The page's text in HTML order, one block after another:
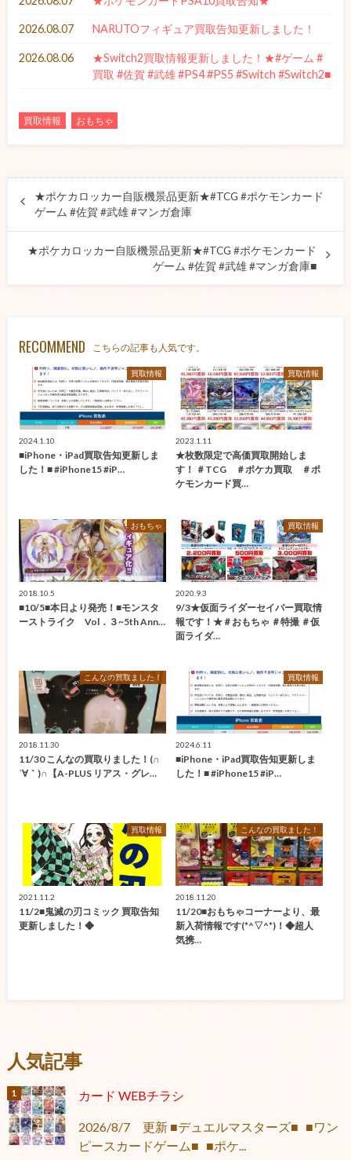
2026.08.07 NARUTOフィギュア買取告知更新しました！
2026.08.06
★Switch2買取情報更新しました！★#ゲーム #
買取 #佐賀 #武雄 #PS4 #PS5 #Switch #Switch2■
買取情報 おもちゃ
★ポケカロッカー自販機景品更新★#TCG #ポケモンカード
ゲーム #佐賀 #武雄 #マンガ倉庫
★ポケカロッカー自販機景品更新★#TCG #ポケモンカード
ゲーム #佐賀 #武雄 #マンガ倉庫■
RECOMMEND こちらの記事も人気です。
買取情報
2024.1.10
■iPhone・iPad買取告知更新しま
した！■ #iPhone15 #iP…
買取情報
2023.1.11
★枚数限定で高価買取開始しま
す！ ＃TCG ＃ポケカ買取 ＃ポ
ケモンカード買…
おもちゃ
2018.10.5
■10/5■本日より発売！■モンスタ
ーストライク Vol．３~5th Ann…
買取情報
2020.9.3
9/3★仮面ライダーセイバー買取情
報です！★＃おもちゃ ＃特撮 ＃仮
面ライダ…
こんなの買取ました！
2018.11.30
11/30 こんなの買取りました！(∩
´∀｀)∩【A-PLUS リアス・グレ…
買取情報
2024.6.11
■iPhone・iPad買取告知更新しま
した！■ #iPhone15 #iP…
買取情報
2021.11.2
11/2■鬼滅の刃コミック 買取告知
更新しました！◆
こんなの買取ました！
2018.11.20
11/20■おもちゃコーナーより、最
新入荷情報です(*^▽^*)！◆超人
気携…
人気記事
カード WEBチラシ
2026/8/7 更新 ■デュエルマスターズ■ ■ワン
ピースカードゲーム■ ■ポケ...